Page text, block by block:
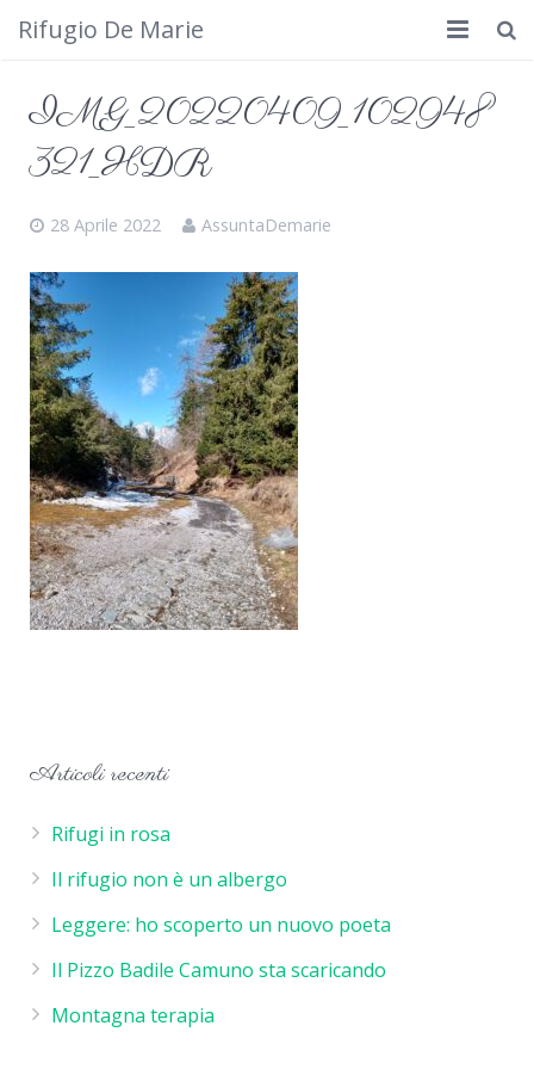
Rifugio De Marie
Dove siamo
Calendario
Foto
Cimbergo da vedere
Contatti
IMG_20220409_102948
321_HDR
28 Aprile 2022 AssuntaDemarie
Articoli recenti
Rifugi in rosa
Il rifugio non è un albergo
Leggere: ho scoperto un nuovo poeta
Il Pizzo Badile Camuno sta scaricando
Montagna terapia